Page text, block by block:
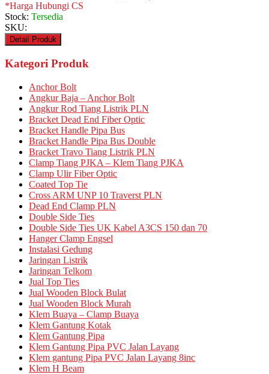
*Harga Hubungi CS
Stock: Tersedia
SKU:
Detail Produk
Kategori Produk
Anchor Bolt
Angkur Baja – Anchor Bolt
Angkur Rod Tiang Listrik PLN
Bracket Dead End Fiber Optic
Bracket Handle Pipa Bus
Bracket Handle Pipa Bus Double
Bracket Travo Tiang Listrik PLN
Clamp Tiang PJKA – Klem Tiang PJKA
Clamp Ulir Fiber Optic
Coated Top Tie
Cross ARM UNP 10 Traverst PLN
Dead End Clamp PLN
Double Side Ties
Double Side Ties UK Kabel A3CS 150 dan 70
Hanger Clamp Engsel
Instalasi Gedung
Jaringan Listrik
Jaringan Telkom
Jual Top Ties
Jual Wooden Block Bulat
Jual Wooden Block Murah
Klem Buaya – Clamp Buaya
Klem Gantung Kotak
Klem Gantung Pipa
Klem Gantung Pipa PVC Jalan Layang
Klem gantung Pipa PVC Jalan Layang 8inc
Klem H Beam